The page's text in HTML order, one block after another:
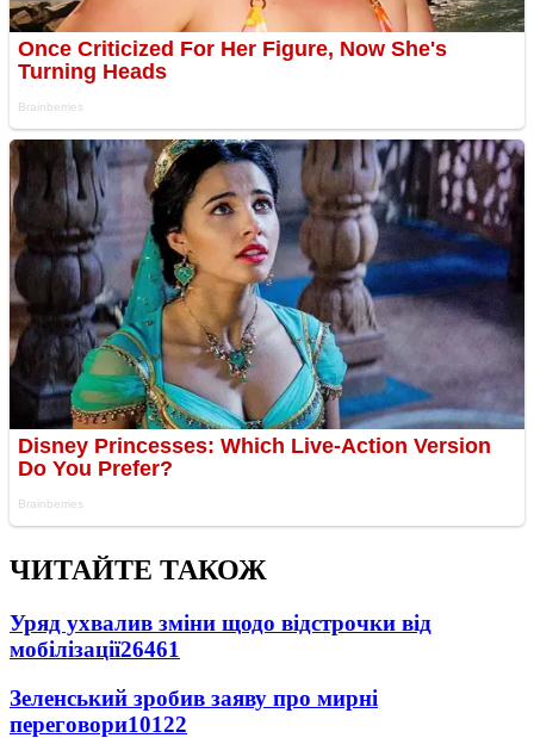
ЧИТАЙТЕ ТАКОЖ
Уряд ухвалив зміни щодо відстрочки від
мобілізації26461
Зеленський зробив заяву про мирні
переговори10122